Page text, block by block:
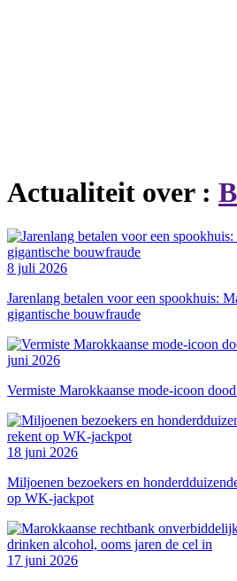
Actualiteit over :
8 juli 2026
Jarenlang betalen voor een spookhuis:
gigantische bouwfraude
juni 2026
Vermiste Marokkaanse mode-icoon
18 juni 2026
Miljoenen bezoekers en
op WK-jackpot
17 juni 2026